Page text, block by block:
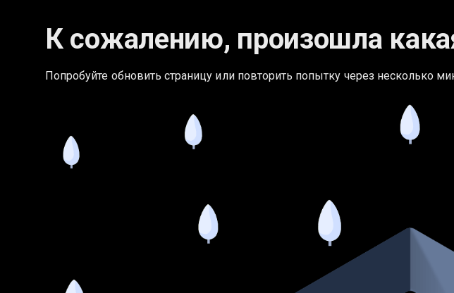
К сожалению, произошла
Попробуйте обновить страницу или повторить попытку через несколько